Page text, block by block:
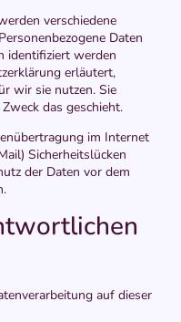
verschiedene
Daten
identifiziert werden
erläutert,
wir sie nutzen. Sie
das geschieht.
im Internet
Sicherheitslücken
der Daten vor dem
auf dieser